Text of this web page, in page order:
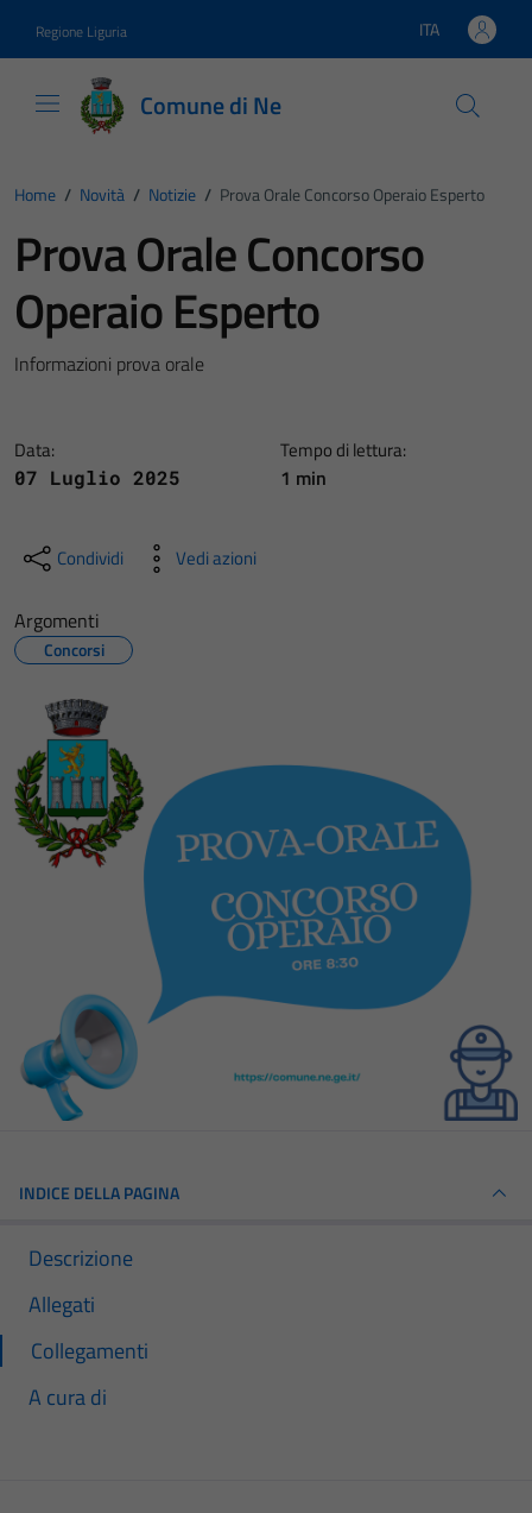
Regione Liguria Lingua attiva:
ITA
Comune di Ne
Home / Novità / Notizie / Prova Orale Concorso Operaio Esperto
Prova Orale Concorso
Operaio Esperto
Informazioni prova orale
Data:
07 Luglio 2025
Tempo di lettura:
1 min
Condividi Vedi azioni
Argomenti
Concorsi
INDICE DELLA PAGINA
Descrizione
Allegati
Collegamenti
A cura di